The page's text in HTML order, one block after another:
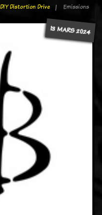
DIY Distortion Drive Emissions
13 MARS 2024